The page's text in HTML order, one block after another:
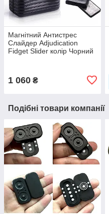
Магнітний Антистрес
Слайдер Adjudication
Fidget Slider колір Чорний
1 060 ₴
Подібні товари компанії